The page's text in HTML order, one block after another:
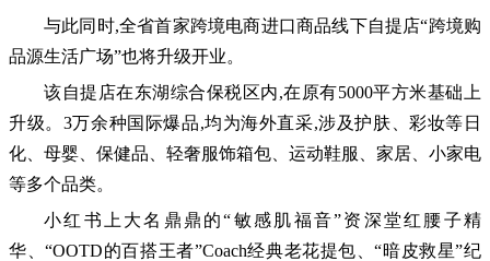
与此同时,全省首家跨境电商进口商品线下自提店“跨境购
品源生活广场”也将升级开业。
该自提店在东湖综合保税区内,在原有5000平方米基础上
升级。3万余种国际爆品,均为海外直采,涉及护肤、彩妆等日
化、母婴、保健品、轻奢服饰箱包、运动鞋服、家居、小家电
等多个品类。
小红书上大名鼎鼎的“敏感肌福音”资深堂红腰子精
华、“OOTD的百搭王者”Coach经典老花提包、“暗皮救星”纪